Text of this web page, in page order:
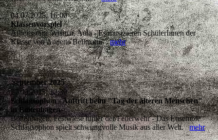
04.07.2025, 16:00
Klassenvorspiel
Arbeitsstätte Wismar, Aula - Es musizieren SchülerInnen der
Klasse von Annette Bellmann.mehr
September 2025
27.09.2025, 12:30
Schlagsophon - Auftritt beim "Tag der älteren Menschen"
in Boltenhagen
Boltenhagen, Festwiese hinter der Feuerwehr - Das Ensemble
Schlagsophon spielt schwungvolle Musik aus aller Welt.mehr